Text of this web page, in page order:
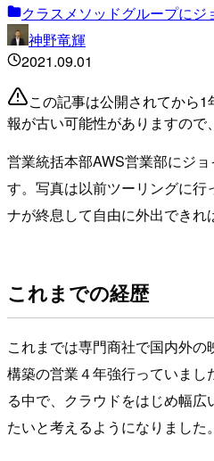
クラスメソッドグループにジ
神野竜輝
2021.09.01
この記事は公開されてから
報が古い可能性がありますので
営業統括本部AWS営業部にジ
す。写真は以前ツーリングに行
ナが終息して自由に外出できれ
これまでの経歴
これまでは専門商社で国内外
構築の営業４年強行っていま
る中で、クラウドをはじめ幅広
たいと考えるようになりました。